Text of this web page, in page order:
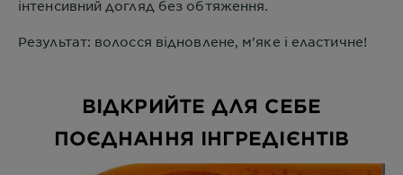
інтенсивний догляд без обтяження.
Результат: волосся відновлене, м'яке і еластичне!
ВІДКРИЙТЕ ДЛЯ СЕБЕ
ПОЄДНАННЯ ІНГРЕДІЄНТІВ​